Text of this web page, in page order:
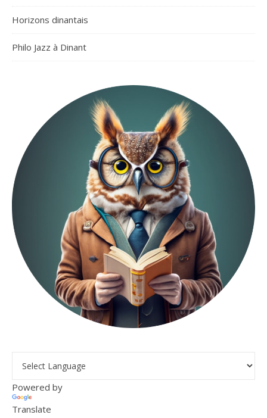
Horizons dinantais
Philo Jazz à Dinant
Powered by
Translate